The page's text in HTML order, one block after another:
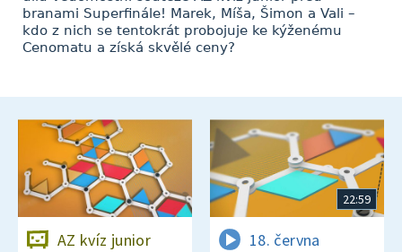
branami Superfinále! Marek, Míša, Šimon a Vali –
kdo z nich se tentokrát probojuje ke kýženému
Cenomatu a získá skvělé ceny?
AZ kvíz junior
22:59
18. června